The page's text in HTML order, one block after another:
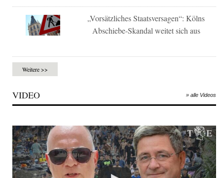
„Vorsätzliches Staatsversagen“: Kölns
Abschiebe-Skandal weitet sich aus
Weitere >>
VIDEO » alle Videos